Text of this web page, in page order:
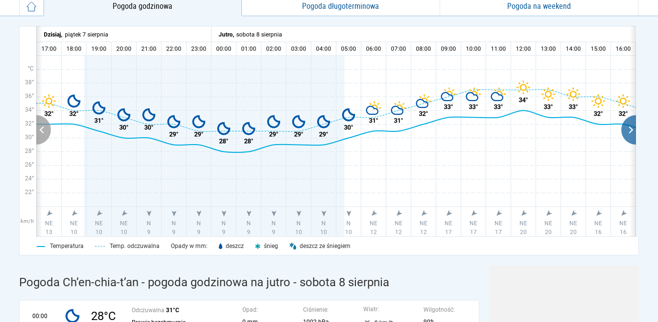
Pogoda godzinowa Pogoda długoterminowa Pogoda na weekend
°C
38°
36°
34°
32°
30°
28°
26°
24°
22°
km/h
Temperatura Temp. odczuwalna Opady w mm: deszcz śnieg deszcz ze śniegiem
Pogoda Ch’en-chia-t’an - pogoda godzinowa na jutro - sobota 8 sierpnia
00:00 28°C Odczuwalna 31°C
Opad:
Ciśnienie:
Wiatr:
Wilgotność: